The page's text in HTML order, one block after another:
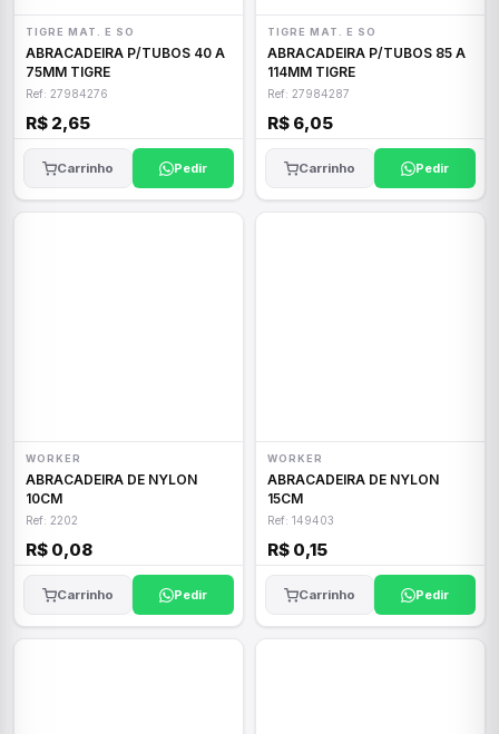
TIGRE MAT. E SO
ABRACADEIRA P/TUBOS 40 A
75MM TIGRE
Ref: 27984276
R$ 2,65
Carrinho Pedir
TIGRE MAT. E SO
ABRACADEIRA P/TUBOS 85 A
114MM TIGRE
Ref: 27984287
R$ 6,05
Carrinho Pedir
WORKER
ABRACADEIRA DE NYLON
10CM
Ref: 2202
R$ 0,08
Carrinho Pedir
WORKER
ABRACADEIRA DE NYLON
15CM
Ref: 149403
R$ 0,15
Carrinho Pedir